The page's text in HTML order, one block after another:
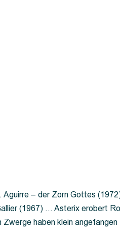
– der Zorn Gottes
(1967) … Asterix erobert
haben klein angefangen